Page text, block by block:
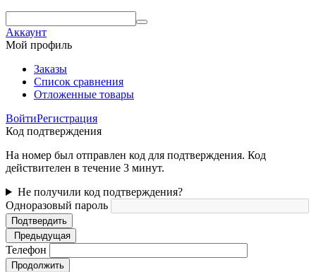
Аккаунт
Мой профиль
Заказы
Список сравнения
Отложенные товары
ВойтиРегистрация
Код подтверждения
На номер был отправлен код для подтверждения. Код
действителен в течение 3 минут.
Не получили код подтверждения?
Одноразовый пароль
Подтвердить
Предыдущая
Телефон
Продолжить